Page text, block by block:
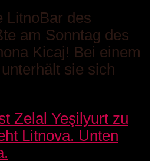
LitnoBar des
am Sonntag des
Kicaj! Bei einem
sie sich